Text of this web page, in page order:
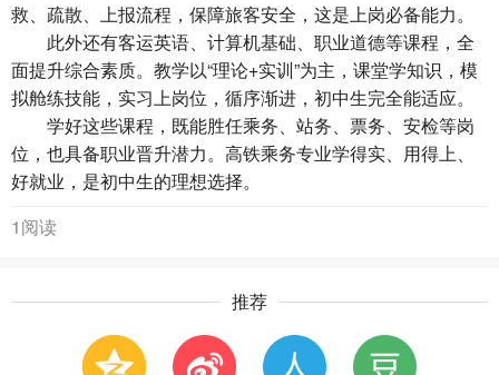
救、疏散、上报流程，保障旅客安全，这是上岗必备能力。
此外还有客运英语、计算机基础、职业道德等课程，全
面提升综合素质。教学以“理论+实训”为主，课堂学知识，模
拟舱练技能，实习上岗位，循序渐进，初中生完全能适应。
学好这些课程，既能胜任乘务、站务、票务、安检等岗
位，也具备职业晋升潜力。高铁乘务专业学得实、用得上、
好就业，是初中生的理想选择。
1阅读
推荐